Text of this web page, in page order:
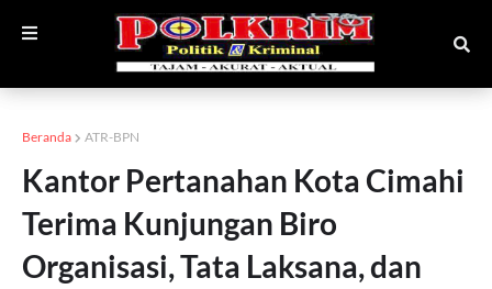
Beranda ATR-BPN
Kantor Pertanahan Kota Cimahi
Terima Kunjungan Biro
Organisasi, Tata Laksana, dan